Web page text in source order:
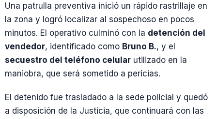
Una patrulla preventiva inició un rápido rastrillaje en
la zona y logró localizar al sospechoso en pocos
minutos. El operativo culminó con la detención del
vendedor, identificado como Bruno B., y el
secuestro del teléfono celular utilizado en la
maniobra, que será sometido a pericias.
El detenido fue trasladado a la sede policial y quedó
a disposición de la Justicia, que continuará con las